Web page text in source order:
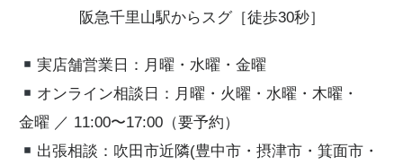
阪急千里山駅からスグ［徒歩30秒］
実店舗営業日：月曜・水曜・金曜
オンライン相談日：月曜・火曜・水曜・木曜・
金曜 ／ 11:00〜17:00（要予約）
出張相談：吹田市近隣(豊中市・摂津市・箕面市・